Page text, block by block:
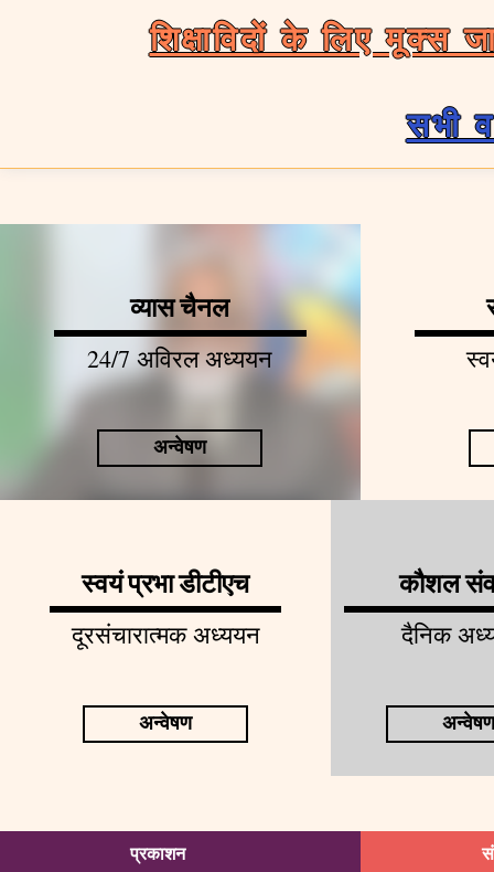
शिक्षाविदों के लिए मूक्स
सभी
व्यास चैनल
24/7 अविरल अध्ययन
अन्वेषण
स्वयं प्रभा डीटीएच
दूरसंचारात्मक अध्ययन
अन्वेषण
कौशल
दैनिक
अन्वेषण
प्रकाशन